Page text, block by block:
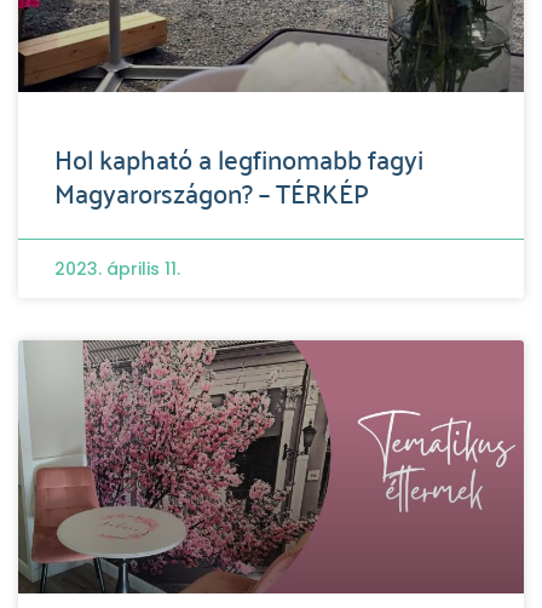
Hol kapható a legfinomabb fagyi
Magyarországon? – TÉRKÉP
2023. április 11.